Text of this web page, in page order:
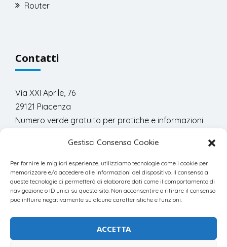
Gestisci Consenso Cookie
Per fornire le migliori esperienze, utilizziamo tecnologie come i cookie per
memorizzare e/o accedere alle informazioni del dispositivo. Il consenso a
queste tecnologie ci permetterà di elaborare dati come il comportamento di
navigazione o ID unici su questo sito. Non acconsentire o ritirare il consenso
può influire negativamente su alcune caratteristiche e funzioni.
ACCETTA
Router
Contatti
Via XXI Aprile, 76
29121 Piacenza
Numero verde gratuito per pratiche e informazioni
800.978.300
© 2023 Progetto8 Srl | powered byBlacklemon
P.IVA 01541510333 - ISCRIZIONE ROC 18807